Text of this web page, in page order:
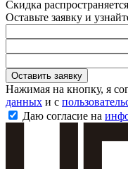
Скидка
Оставьте заявку и
Оставить заявку
Нажимая на кнопку, я
данных и с
Даю согласие на